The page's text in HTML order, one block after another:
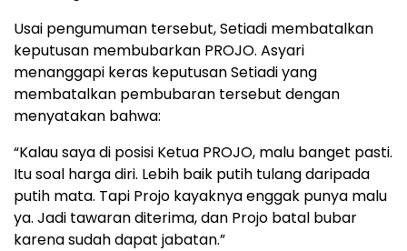
Usai pengumuman tersebut, Setiadi membatalkan
keputusan membubarkan PROJO. Asyari
menanggapi keras keputusan Setiadi yang
membatalkan pembubaran tersebut dengan
menyatakan bahwa:
“Kalau saya di posisi Ketua PROJO, malu banget pasti.
Itu soal harga diri. Lebih baik putih tulang daripada
putih mata. Tapi Projo kayaknya enggak punya malu
ya. Jadi tawaran diterima, dan Projo batal bubar
karena sudah dapat jabatan.”